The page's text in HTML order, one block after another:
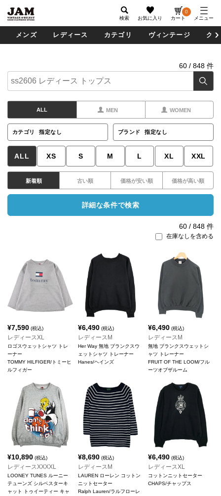
検索 お気に入り カート
0
メニュー
メンズ レディース カテゴリ ヴィンテージ グ
60 / 848 件
ALL MEN WOMEN
カテゴリ 指定なし ブランド 指定なし
ALL XS S M L XL XXL
新着順 古い順 価格が安い順 価格が高い順
詳細な条件で検索
60 / 848 件
在庫なしを含める
¥7,590 (税込)
レディースXL
ロゴスウェットシャツ トレ
ーナー
TOMMY HILFIGER/トミーヒ
ルフィガー
¥6,490(税込)
レディースM
Her Way 無地 ブランクスウ
ェットシャツ トレーナー
Hanes/ヘインズ
¥6,490 (税込)
レディースM
無地 ブランクスウェットシ
ャツ トレーナー
FRUIT OF THE LOOM/フル
ーツオブザルーム
¥10,890 (税込)
レディースXXXXL
LOONEY TUNES ルーニー
テューンズ シルベスターキ
ャット トゥイーティー キャ
¥8,690(税込)
レディースM
LAUREN ローレン コットン
ニットセーター
Ralph Lauren/ラルフローレ
¥6,490 (税込)
レディースXL
コットンニットセーター
CHAPS/チャップス